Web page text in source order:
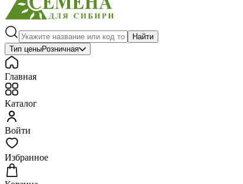
Найти
Тип ценыРозничная
Главная
Каталог
Войти
Избранное